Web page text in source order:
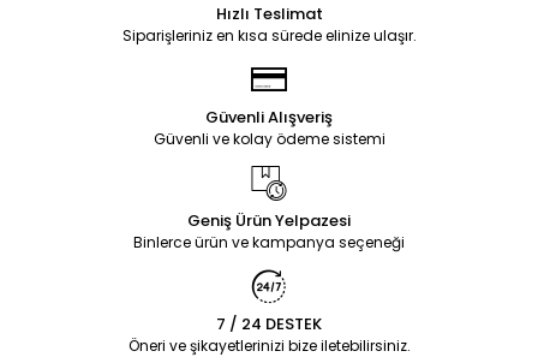
Hızlı Teslimat
Siparişleriniz en kısa sürede elinize ulaşır.
Güvenli Alışveriş
Güvenli ve kolay ödeme sistemi
Geniş Ürün Yelpazesi
Binlerce ürün ve kampanya seçeneği
7 / 24 DESTEK
Öneri ve şikayetlerinizi bize iletebilirsiniz.